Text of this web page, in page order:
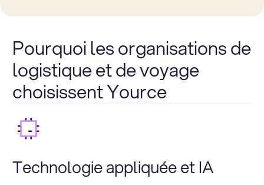
Pourquoi les organisations de
logistique et de voyage
choisissent Yource
Technologie appliquée et IA